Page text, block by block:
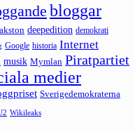
bloggar
deepedition demokrati
Google historia Internet
musik Mymlan Piratpartiet
medier
Sverigedemokraterna
Wikileaks